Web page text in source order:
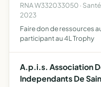
RNA W332033050 ·
2023
Faire don de ressources
participant au 4L Trophy
A.p.i.s. Association
Independants De